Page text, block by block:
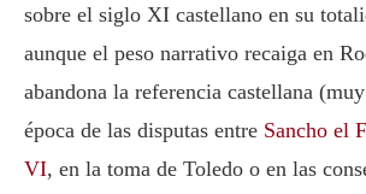
sobre el siglo XI castellano en su
aunque el peso narrativo recaiga en
abandona la referencia castellana
época de las disputas entre Sancho el
VI, en la toma de Toledo o en las